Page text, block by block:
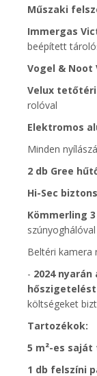
Műszaki
Immergas
beépített
Vogel & Noot
Velux
rolóval
Elektromos
Minden
2 db Gree
Hi-Sec
Kömmerling
szúnyoghálóval
Beltéri kamera
- 2024
költségeket
Tartozékok:
5 m²-es saját
1 db felszíni